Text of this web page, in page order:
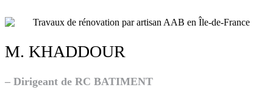
M. KHADDOUR
– Dirigeant de RC BATIMENT